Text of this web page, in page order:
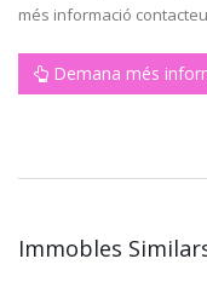
més informació contacteu
Demana més
Immobles